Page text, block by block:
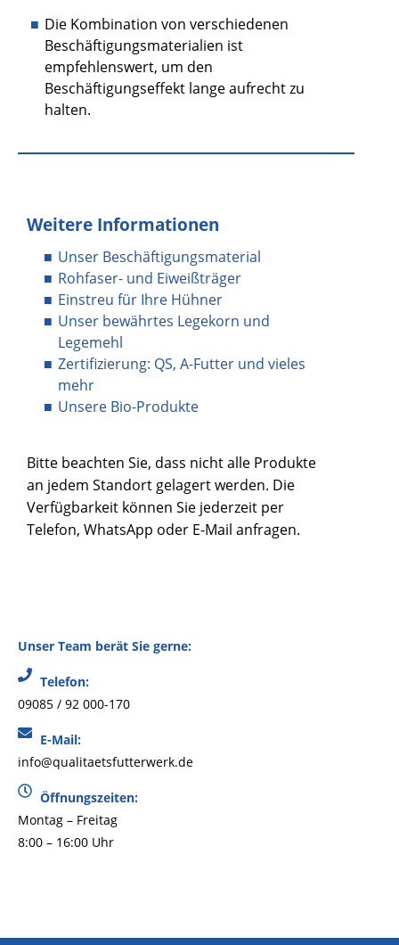
Die Kombination von verschiedenen
Beschäftigungsmaterialien ist
empfehlenswert, um den
Beschäftigungseffekt lange aufrecht zu
halten.
Weitere Informationen
Unser Beschäftigungsmaterial
Rohfaser- und Eiweißträger
Einstreu für Ihre Hühner
Unser bewährtes Legekorn und
Legemehl
Zertifizierung: QS, A-Futter und vieles
mehr
Unsere Bio-Produkte
Bitte beachten Sie, dass nicht alle Produkte
an jedem Standort gelagert werden. Die
Verfügbarkeit können Sie jederzeit per
Telefon, WhatsApp oder E-Mail anfragen.
Unser Team berät Sie gerne:
Telefon:
09085 / 92 000-170
E-Mail:
info@qualitaetsfutterwerk.de
Öffnungszeiten:
Montag – Freitag
8:00 – 16:00 Uhr